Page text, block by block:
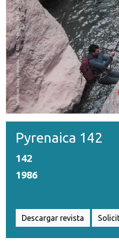
Pyrenaica 142
142
1986
Descargar revista